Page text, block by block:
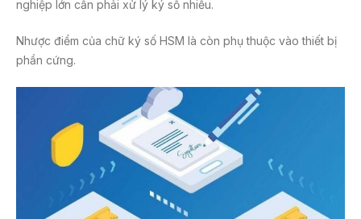
nghiệp lớn cần phải xử lý ký số nhiều.
Nhược điểm của chữ ký số HSM là còn phụ thuộc vào thiết bị
phần cứng.